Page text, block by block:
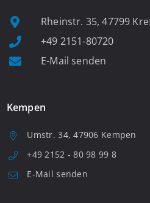
Rheinstr. 35, 47799
+49 2151-80720
E-Mail senden
Kempen
Umstr. 34, 47906 Kempen
+49 2152 - 80 98 99 8
E-Mail senden